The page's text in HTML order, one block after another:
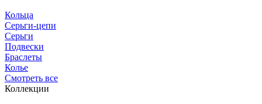
Кольца
Серьги-цепи
Серьги
Подвески
Браслеты
Колье
Смотреть все
Коллекции